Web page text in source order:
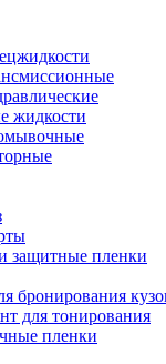
жидкости
защитные пленки
бронирования
для тонирования
пленки